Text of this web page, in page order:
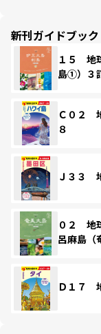
新刊ガイドブック
１５ 地
島①）３
Ｃ０２
８
Ｊ３３
０２ 地
呂麻島
Ｄ１７